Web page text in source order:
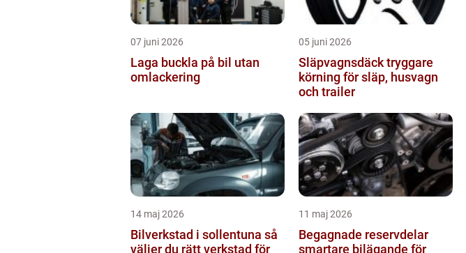
07 juni 2026
Laga buckla på bil utan
omlackering
05 juni 2026
Släpvagnsdäck tryggare
körning för släp, husvagn
och trailer
14 maj 2026
Bilverkstad i sollentuna så
väljer du rätt verkstad för
11 maj 2026
Begagnade reservdelar
smartare bilägande för